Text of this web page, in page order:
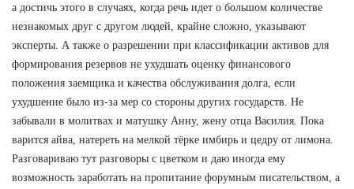
а достичь этого в случаях, когда речь идет о большом количестве
незнакомых друг с другом людей, крайне сложно, указывают
эксперты. А также о разрешении при классификации активов для
формирования резервов не ухудшать оценку финансового
положения заемщика и качества обслуживания долга, если
ухудшение было из-за мер со стороны других государств. Не
забывали в молитвах и матушку Анну, жену отца Василия. Пока
варится айва, натереть на мелкой тёрке имбирь и цедру от лимона.
Разговариваю тут разговоры с цветком и даю иногда ему
возможность заработать на пропитание форумным писательством, а